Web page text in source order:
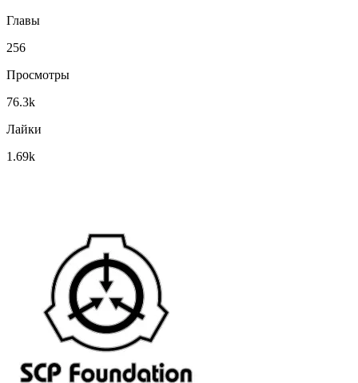
Главы
256
Просмотры
76.3k
Лайки
1.69k